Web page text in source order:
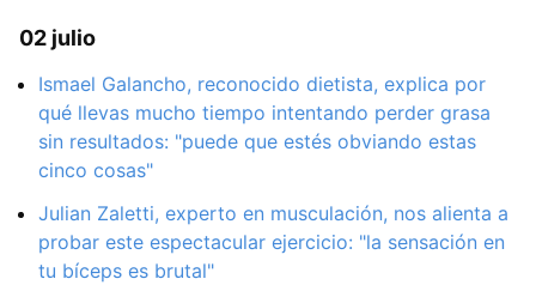
02 julio
Ismael Galancho, reconocido dietista, explica por
qué llevas mucho tiempo intentando perder grasa
sin resultados: "puede que estés obviando estas
cinco cosas"
Julian Zaletti, experto en musculación, nos alienta a
probar este espectacular ejercicio: "la sensación en
tu bíceps es brutal"